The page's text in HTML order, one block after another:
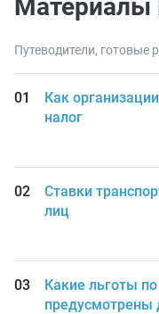
Материалы
Путеводители, готовые
Как
налог
Ставки
лиц
Какие льготы
предусмотрены